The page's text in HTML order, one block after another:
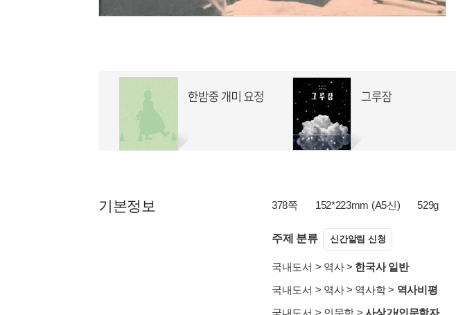
기본정보 378쪽 152*223mm (A5신) 529g
주제 분류 신간알림 신청
국내도서 > 역사> 한국사 일반
국내도서 > 역사> 역사학> 역사비평
국내도서 > 인문학 >사상가/인문학자